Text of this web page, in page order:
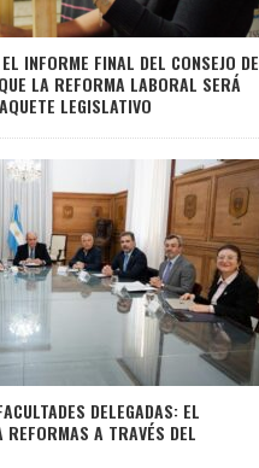
INFORME FINAL DEL CONSEJO DE
LA REFORMA LABORAL SERÁ
LEGISLATIVO
DELEGADAS: EL
REFORMAS A TRAVÉS DEL